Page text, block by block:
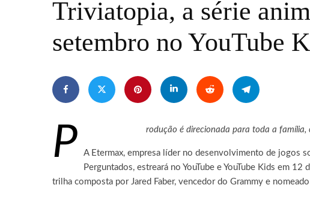
Triviatopia, a série
setembro no YouTube
P rodução é direcionada para toda a família,
A Etermax, empresa líder no desenvolvimento de jogos
Perguntados, estreará no YouTube e YouTube Kids em
trilha composta por Jared Faber, vencedor do Grammy e